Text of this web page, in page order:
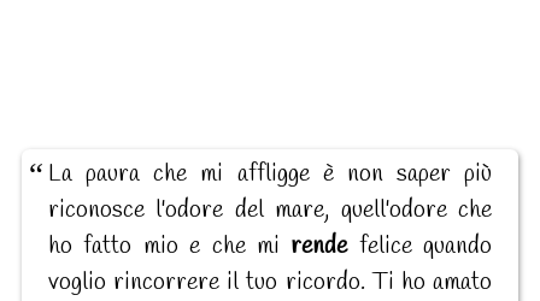
La paura che mi affligge è non saper più
riconosce l'odore del mare, quell'odore che
ho fatto mio e che mi rendefelice quando
voglio rincorrere il tuo ricordo. Ti ho amato